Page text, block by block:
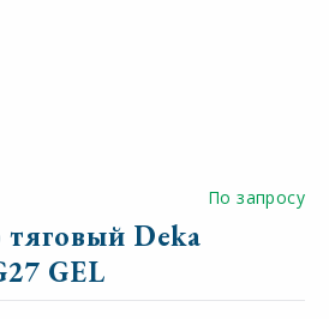
По запросу
Deka
GEL